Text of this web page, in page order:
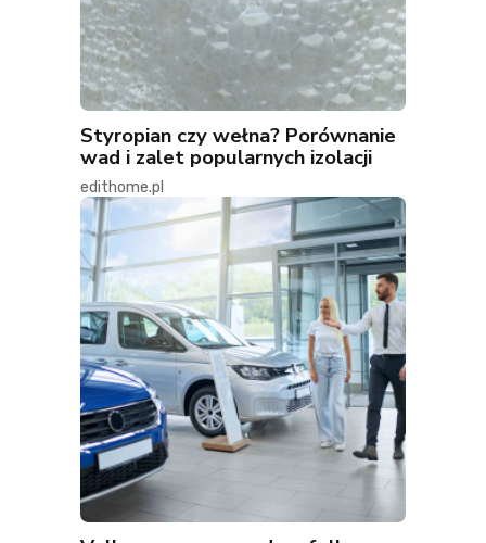
Styropian czy wełna? Porównanie
wad i zalet popularnych izolacji
edithome.pl